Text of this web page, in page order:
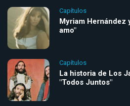
Capítulos
Myriam Hernández
amo"
Capítulos
La historia de Los
"Todos Juntos"